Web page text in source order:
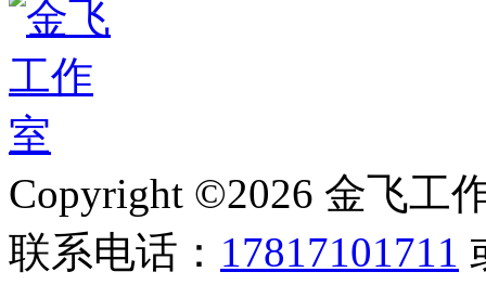
Copyright ©2026 金飞工
联系电话： 17817101711